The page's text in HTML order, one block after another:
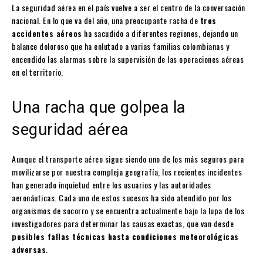
La seguridad aérea en el país vuelve a ser el centro de la conversación
nacional. En lo que va del año, una preocupante racha de tres
accidentes aéreos ha sacudido a diferentes regiones, dejando un
balance doloroso que ha enlutado a varias familias colombianas y
encendido las alarmas sobre la supervisión de las operaciones aéreas
en el territorio.
Una racha que golpea la
seguridad aérea
Aunque el transporte aéreo sigue siendo uno de los más seguros para
movilizarse por nuestra compleja geografía, los recientes incidentes
han generado inquietud entre los usuarios y las autoridades
aeronáuticas. Cada uno de estos sucesos ha sido atendido por los
organismos de socorro y se encuentra actualmente bajo la lupa de los
investigadores para determinar las causas exactas, que van desde
posibles fallas técnicas hasta condiciones meteorológicas
adversas